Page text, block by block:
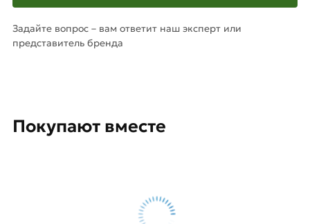
Задайте вопрос – вам ответит наш эксперт или
представитель бренда
Покупают вместе